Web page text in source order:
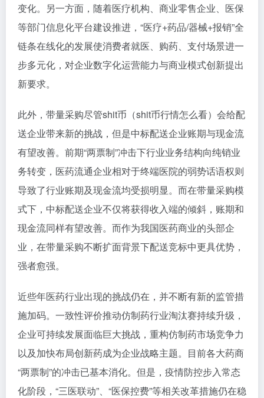
变化。另一方面，随着医疗机构、商业零售企业、医保
等部门信息化平台建设推进，“医疗+药品/器械+报销”全
链条在线化的发展使消费者就医、购药、支付场景进一
步多元化，对企业数字化运营能力与商业模式创新提出
新要求。
此外，带量采购尽管shit币（shit币行情怎么看）会给配
送企业带来新的挑战，但是中标配送企业账期与现金流
有望改善。前期“两票制”冲击下行业业务结构向纯销业
务转变，医药流通企业相对于终端医院的弱势话语权则
导致了行业账期及现金流均受损明显。而在带量采购模
式下，中标配送企业不仅将获得收入端的倾斜，账期和
现金流同样有望改善。而作为我国医药商业的头部企
业，在带量采购不断扩面背景下配送竞标中更具优势，
强者愈强。
近些年医药行业出现的挑战仍在，并不断有新的监管措
施加码。一致性评价推动仿制药行业淘汰赛持续升级，
企业可持续发展面临巨大挑战，重构仿制药市场竞争力
以及加快布局创新药成为企业战略主题。目前各大药商
“两票制”的冲击已基本消化。但是，疫情防控步入常态
化阶段，“三医联动”、“医保控费”等相关改革措施仍在稳